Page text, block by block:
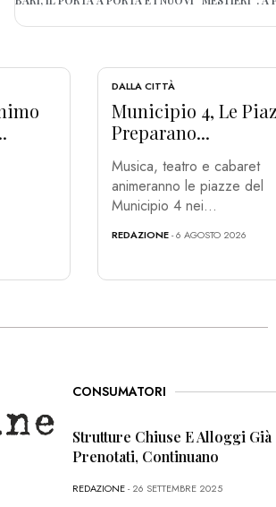
DALLA CITTÀ
Municipio 4, Le
Preparano...
Musica, teatro e cabaret
animeranno le piazze del
Municipio 4 nei...
REDAZIONE- 6 AGOSTO 2026
CONSUMATORI
Strutture Chiuse E Alloggi Già
Prenotati, Continuano
REDAZIONE- 26 SETTEMBRE 2025